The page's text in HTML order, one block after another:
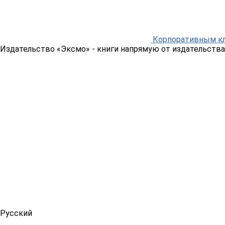
Корпоративным
Издательство «Эксмо» - книги напрямую от издательства
Русский